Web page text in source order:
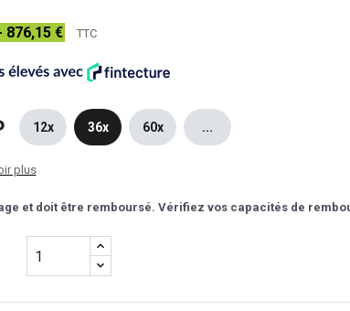
876,15 € TTC
12x 36x 60x ...
plus
et doit être remboursé. Vérifiez vos capacités de